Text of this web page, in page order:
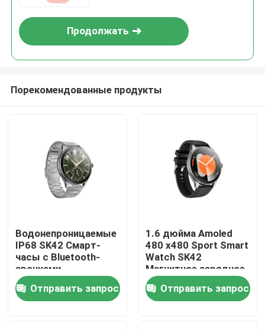
Дом
Продукты
вызова J12, функция ЭКГ,
напоминание о расписании,
интеллектуальное управление,
Продолжать
Порекомендованные продукты
Водонепроницаемые
IP68 SK42 Смарт-
часы с Bluetooth-
звонками,
мониторингом
сердечного ритма и
кислорода в крови
Отправить запрос
1.6 дюйма Amoled
480 x480 Sport Smart
Watch SK42
Магнитное зарядное
устройство Сидячая
поддержка
напоминания
Отправить запрос